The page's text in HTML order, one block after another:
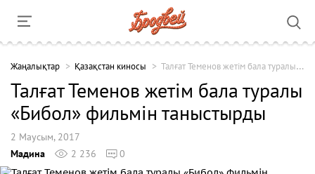
Жаңалықтар Қазақстан киносы Талғат Теменов жетім бала туралы «Бибол» фильмін таныстырды
Талғат Теменов жетім бала туралы
«Бибол» фильмін таныстырды
2 Маусым, 2017
Мадина
2 236 0